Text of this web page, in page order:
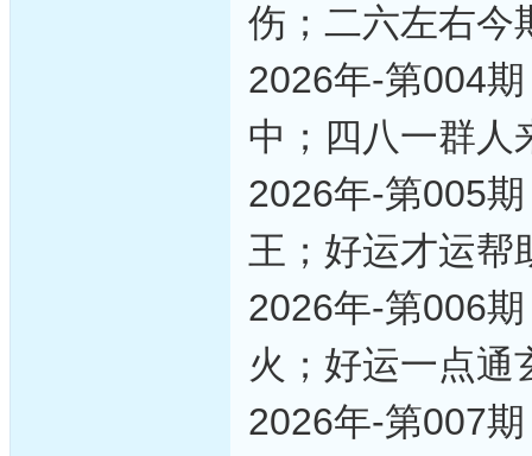
伤；二六左右今
2026年-第004
中；四八一群人
2026年-第005
王；好运才运帮
2026年-第006
火；好运一点通
2026年-第007